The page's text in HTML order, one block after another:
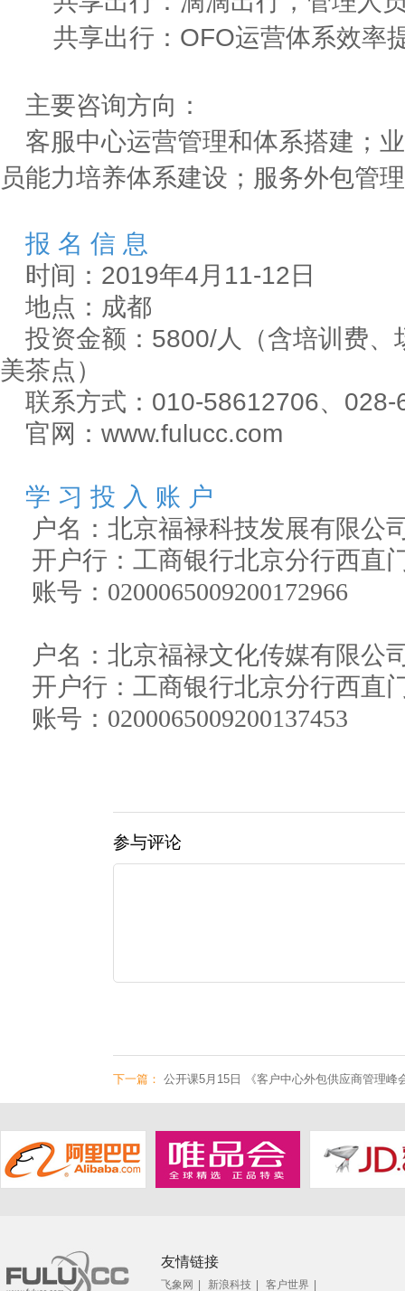
共享出行：OFO运营体系效率
主要咨询方向：
客服中心运营管理和体系搭建；
员能力培养体系建设；服务外包管
报 名 信 息
时间：2019年4月11-12日
地点：成都
投资金额：5800/人（含培训费
美茶点）
联系方式：010-58612706、028-
官网：www.fulucc.com
学 习 投 入 账 户
户名：北京福禄科技发展有限公
开户行：工商银行北京分行西直
账号：0200065009200172966
户名：北京福禄文化传媒有限公
开户行：工商银行北京分行西直
账号：0200065009200137453
参与评论
下一篇： 公开课5月15日 《客户中心外包供应商管理峰
友情链接
飞象网 新浪科技 客户世界